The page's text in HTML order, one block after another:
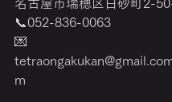
名古屋市瑞穂区白砂町2-
📞052-836-0063
💌
m